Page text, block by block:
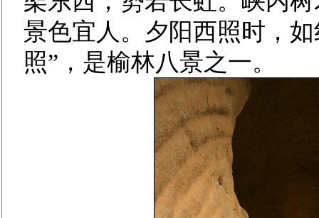
景色宜人。夕阳西照时，
照”，是榆林八景之一。